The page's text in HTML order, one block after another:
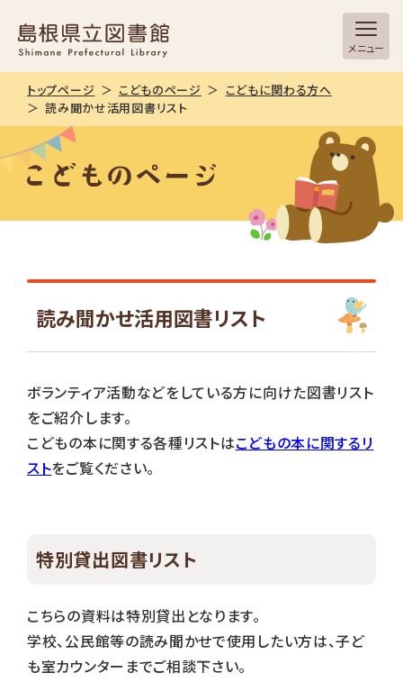
メニュー
トップページ こどものページ
こどもに関わる方へ
読み聞かせ活用図書リスト
読み聞かせ活用図書リスト
ボランティア活動などをしている方に向けた図書リスト
をご紹介します。
こどもの本に関する各種リストはこどもの本に関するリ
ストをご覧ください。
特別貸出図書リスト
こちらの資料は特別貸出となります。
学校、公民館等の読み聞かせで使用したい方は、子ど
も室カウンターまでご相談下さい。